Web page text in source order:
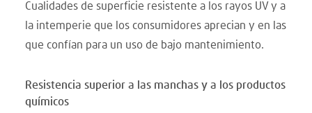
Cualidades de superficie resistente a los rayos UV y a
la intemperie que los consumidores aprecian y en las
que confían para un uso de bajo mantenimiento.
Resistencia superior a las manchas y a los productos
químicos